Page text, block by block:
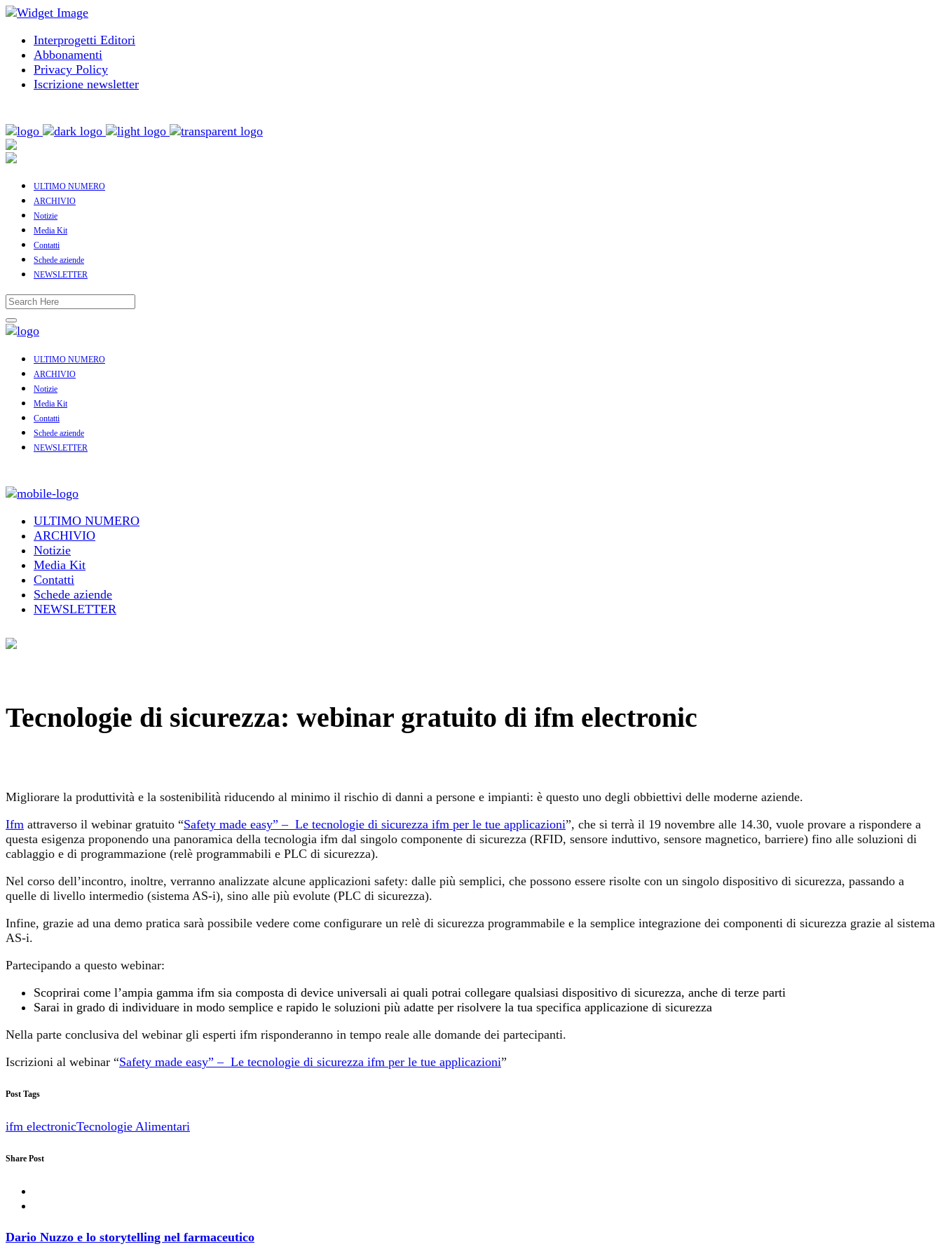
Interprogetti Editori
Abbonamenti
Privacy Policy
Iscrizione newsletter
ULTIMO NUMERO
ARCHIVIO
Notizie
Media Kit
Contatti
Schede aziende
NEWSLETTER
ULTIMO NUMERO
ARCHIVIO
Notizie
Media Kit
Contatti
Schede aziende
NEWSLETTER
ULTIMO NUMERO
ARCHIVIO
Notizie
Media Kit
Contatti
Schede aziende
NEWSLETTER
Tecnologie di sicurezza: webinar gratuito di ifm electronic
Migliorare la produttività e la sostenibilità riducendo al minimo il rischio di danni a persone e impianti: è questo uno degli obbiettivi delle moderne aziende.
Ifm attraverso il webinar gratuito “Safety made easy” – Le tecnologie di sicurezza ifm per le tue applicazioni”, che si terrà il 19 novembre alle 14.30, vuole provare a rispondere a
questa esigenza proponendo una panoramica della tecnologia ifm dal singolo componente di sicurezza (RFID, sensore induttivo, sensore magnetico, barriere) fino alle soluzioni di
cablaggio e di programmazione (relè programmabili e PLC di sicurezza).
Nel corso dell’incontro, inoltre, verranno analizzate alcune applicazioni safety: dalle più semplici, che possono essere risolte con un singolo dispositivo di sicurezza, passando a
quelle di livello intermedio (sistema AS-i), sino alle più evolute (PLC di sicurezza).
Infine, grazie ad una demo pratica sarà possibile vedere come configurare un relè di sicurezza programmabile e la semplice integrazione dei componenti di sicurezza grazie al sistema
AS-i.
Partecipando a questo webinar:
Scoprirai come l’ampia gamma ifm sia composta di device universali ai quali potrai collegare qualsiasi dispositivo di sicurezza, anche di terze parti
Sarai in grado di individuare in modo semplice e rapido le soluzioni più adatte per risolvere la tua specifica applicazione di sicurezza
Nella parte conclusiva del webinar gli esperti ifm risponderanno in tempo reale alle domande dei partecipanti.
Iscrizioni al webinar “Safety made easy” – Le tecnologie di sicurezza ifm per le tue applicazioni”
Post Tags
ifm electronicTecnologie Alimentari
Share Post
Dario Nuzzo e lo storytelling nel farmaceutico